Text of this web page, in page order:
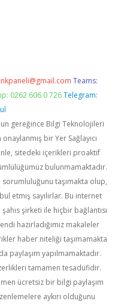
Teams:
0262 606 0 726 Telegram:
gereğince Bilgi Teknolojileri
bir Yer Sağlayıcı
sitedeki içerikleri proaktif
bulunmamaktadır.
taşımakta olup,
etmiş sayılırlar. Bu internet
şirketi ile hiçbir bağlantısı
hazırladığımız makaleler
haber niteliği taşımamakta
paylaşım yapılmamaktadır.
tamamen tesadüfidir.
ücretsiz bir bilgi paylaşım
aykırı olduğunu